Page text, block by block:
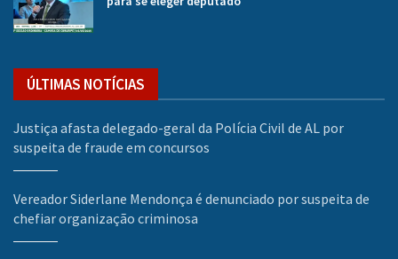
ÚLTIMAS NOTÍCIAS
Justiça afasta delegado-geral da Polícia Civil de AL por
suspeita de fraude em concursos
Vereador Siderlane Mendonça é denunciado por suspeita de
chefiar organização criminosa